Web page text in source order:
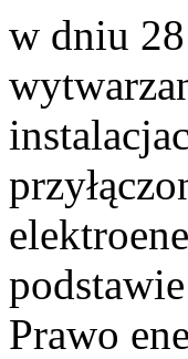
w dniu
Prawo